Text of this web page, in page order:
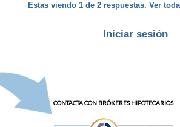
Estas viendo 1 de 2 respuestas. Ver
Iniciar sesión